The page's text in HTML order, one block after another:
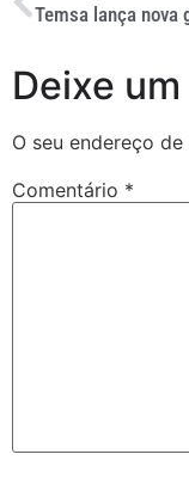
Temsa lança nova
Deixe
O seu endereço
Comentário *